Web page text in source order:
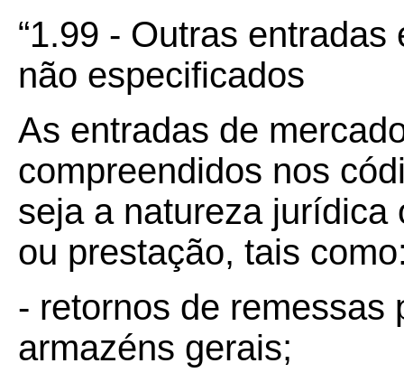
“1.99 - Outras
não especificados
As entradas de
compreendidos nos
seja a natureza jurídica
ou prestação, tais
- retornos de remessas
armazéns gerais;